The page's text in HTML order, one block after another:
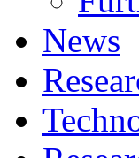
News